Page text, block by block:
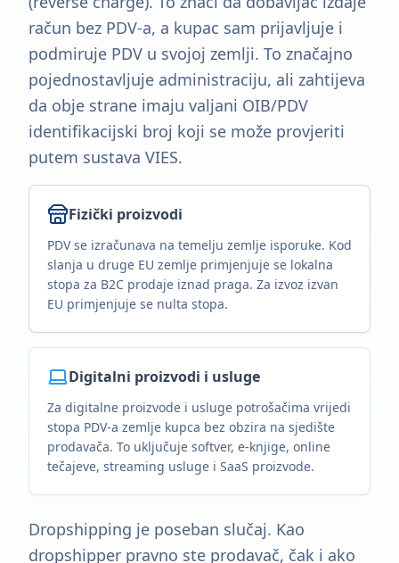
račun bez PDV-a, a kupac sam prijavljuje i
podmiruje PDV u svojoj zemlji. To značajno
pojednostavljuje administraciju, ali zahtijeva
da obje strane imaju valjani OIB/PDV
identifikacijski broj koji se može provjeriti
putem sustava VIES.
Fizički proizvodi
PDV se izračunava na temelju zemlje isporuke. Kod
slanja u druge EU zemlje primjenjuje se lokalna
stopa za B2C prodaje iznad praga. Za izvoz izvan
EU primjenjuje se nulta stopa.
Digitalni proizvodi i usluge
Za digitalne proizvode i usluge potrošačima vrijedi
stopa PDV-a zemlje kupca bez obzira na sjedište
prodavača. To uključuje softver, e-knjige, online
tečajeve, streaming usluge i SaaS proizvode.
Dropshipping je poseban slučaj. Kao
dropshipper pravno ste prodavač, čak i ako